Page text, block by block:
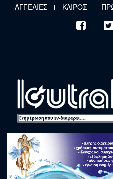
Παράκαμψη προς το κυρίως
ΑΓΓΕΛΙΕΣ ΚΑΙΡΟΣ